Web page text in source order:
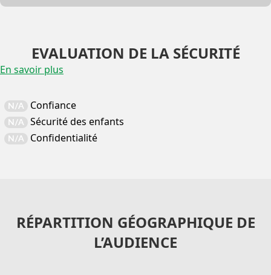
EVALUATION DE LA SÉCURITÉ
En savoir plus
N/A Confiance
N/A Sécurité des enfants
N/A Confidentialité
RÉPARTITION GÉOGRAPHIQUE DE
L’AUDIENCE